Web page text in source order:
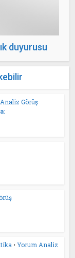
duyurusu
Görüş
• Yorum Analiz